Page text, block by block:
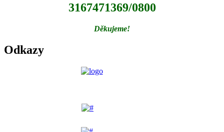
3167471369/0800
Děkujeme!
Odkazy